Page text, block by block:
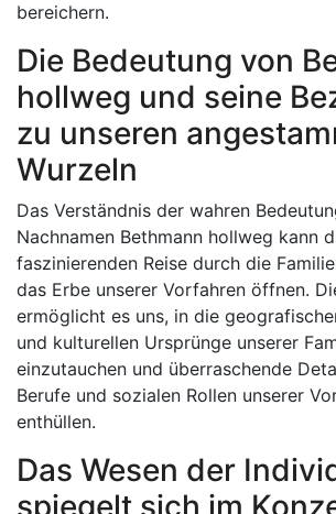
bereichern.
Die Bedeutung von
hollweg und seine
zu unseren
Wurzeln
Das Verständnis der wahren
Nachnamen Bethmann hollweg kann
faszinierenden Reise durch die
das Erbe unserer Vorfahren öffnen.
ermöglicht es uns, in die
und kulturellen Ursprünge unserer
einzutauchen und überraschende
Berufe und sozialen Rollen unserer
enthüllen.
Das Wesen der
spiegelt sich im